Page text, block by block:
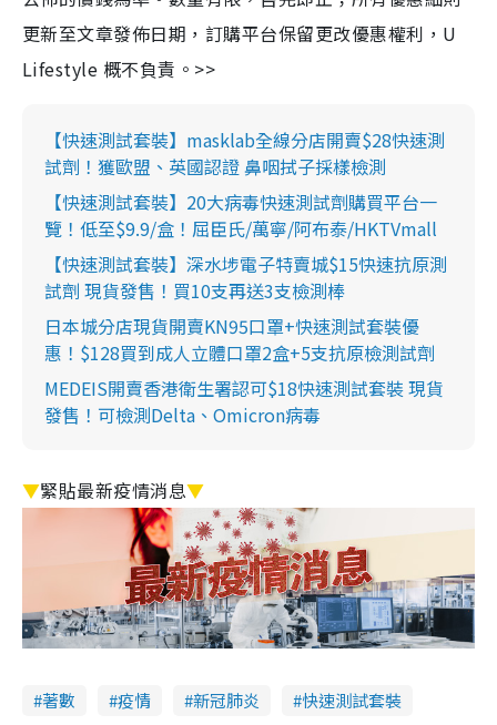
更新至文章發佈日期，訂購平台保留更改優惠權利，U
Lifestyle 概不負責。>>
【快速測試套裝】masklab全線分店開賣$28快速測
試劑！獲歐盟、英國認證 鼻咽拭子採樣檢測
【快速測試套裝】20大病毒快速測試劑購買平台一
覽！低至$9.9/盒！屈臣氏/萬寧/阿布泰/HKTVmall
【快速測試套裝】深水埗電子特賣城$15快速抗原測
試劑 現貨發售！買10支再送3支檢測棒
日本城分店現貨開賣KN95口罩+快速測試套裝優
惠！$128買到成人立體口罩2盒+5支抗原檢測試劑
MEDEIS開賣香港衛生署認可$18快速測試套裝 現貨
發售！可檢測Delta、Omicron病毒
▼緊貼最新疫情消息▼
著數 疫情 新冠肺炎
快速測試套裝